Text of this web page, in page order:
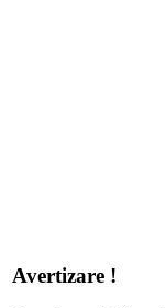
Avertizare !